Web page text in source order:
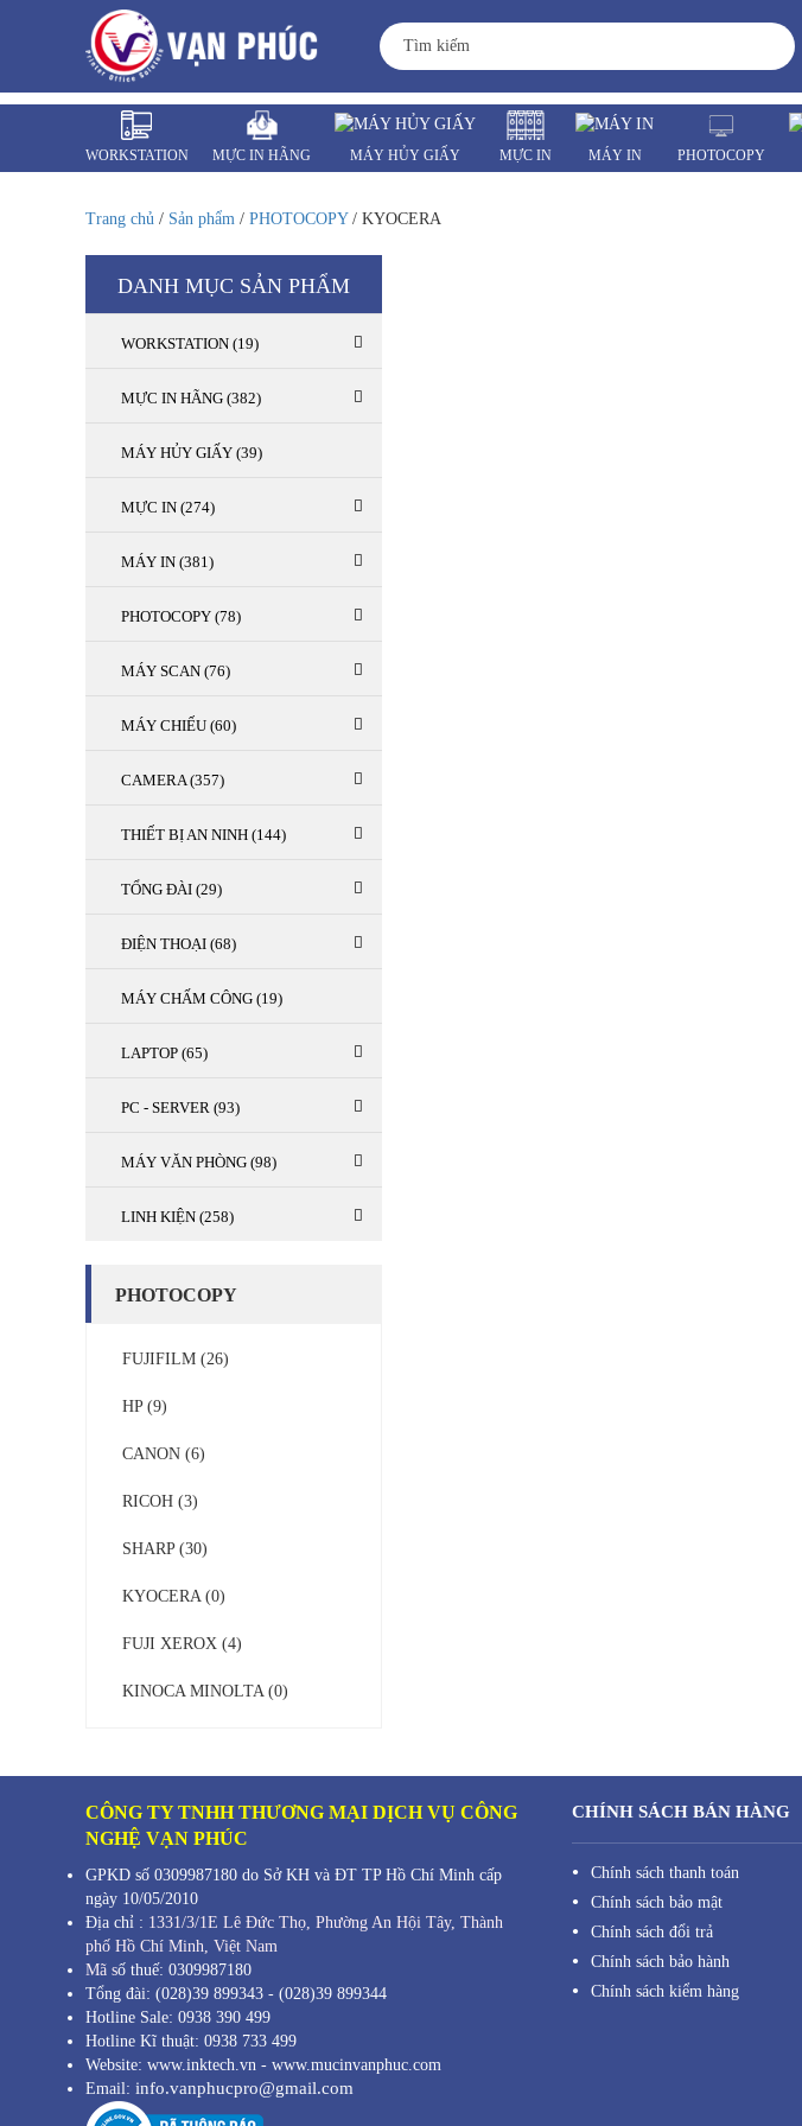
WORKSTATION MỰC IN HÃNG MÁY HỦY GIẤY MỰC IN MÁY IN PHOTOCOPY
MÁY VĂN PHÒNG LINH KIỆN
Trang chủ / Sản phẩm / PHOTOCOPY/ KYOCERA
DANH MỤC SẢN PHẨM
WORKSTATION (19)
MỰC IN HÃNG (382)
MÁY HỦY GIẤY (39)
MỰC IN (274)
MÁY IN (381)
PHOTOCOPY (78)
MÁY SCAN (76)
MÁY CHIẾU (60)
CAMERA (357)
THIẾT BỊ AN NINH (144)
TỔNG ĐÀI (29)
ĐIỆN THOẠI (68)
MÁY CHẤM CÔNG (19)
LAPTOP (65)
PC - SERVER (93)
MÁY VĂN PHÒNG (98)
LINH KIỆN (258)
PHOTOCOPY
FUJIFILM (26)
HP (9)
CANON (6)
RICOH (3)
SHARP (30)
KYOCERA (0)
FUJI XEROX (4)
KINOCA MINOLTA (0)
CÔNG TY TNHH THƯƠNG MẠI DỊCH VỤ CÔNG
NGHỆ VẠN PHÚC
GPKD số 0309987180 do Sở KH và ĐT TP Hồ Chí Minh cấp
ngày 10/05/2010
Địa chỉ : 1331/3/1E Lê Đức Thọ, Phường An Hội Tây, Thành
phố Hồ Chí Minh, Việt Nam
Mã số thuế: 0309987180
Tổng đài: (028)39 899343 - (028)39 899344
Hotline Sale: 0938 390 499
Hotline Kĩ thuật: 0938 733 499
Website: www.inktech.vn - www.mucinvanphuc.com
Email: info.vanphucpro@gmail.com
CHÍNH SÁCH BÁN HÀNG
Chính sách thanh toán
Chính sách bảo mật
Chính sách đổi trả
Chính sách bảo hành
Chính sách kiểm hàng